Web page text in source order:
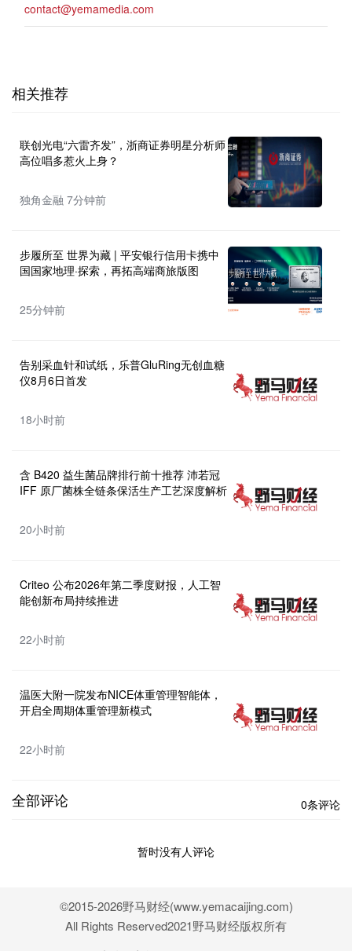
contact@yemamedia.com
相关推荐
联创光电“六雷齐发”，浙商证券明星分析师
高位唱多惹火上身？
独角金融 7分钟前
步履所至 世界为藏 | 平安银行信用卡携中
国国家地理·探索，再拓高端商旅版图
25分钟前
告别采血针和试纸，乐普GluRing无创血糖
仪8月6日首发
18小时前
含 B420 益生菌品牌排行前十推荐 沛若冠
IFF 原厂菌株全链条保活生产工艺深度解析
20小时前
Criteo 公布2026年第二季度财报，人工智
能创新布局持续推进
22小时前
温医大附一院发布NICE体重管理智能体，
开启全周期体重管理新模式
22小时前
全部评论 0条评论
暂时没有人评论
©2015-2026野马财经(www.yemacaijing.com)
All Rights Reserved2021野马财经版权所有